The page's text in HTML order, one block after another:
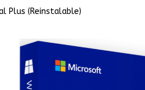
Plus (Reinstalable)